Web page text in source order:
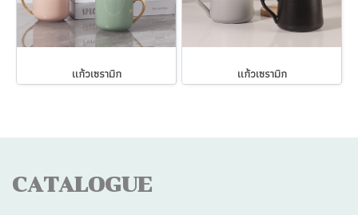
แก้วเซรามิก แก้วเซรามิก
CATALOGUE